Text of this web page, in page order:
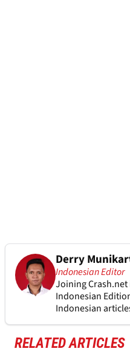
Derry
Indonesian Editor
Joining Crash.net
Indonesian
Indonesian
RELATED ARTICLES